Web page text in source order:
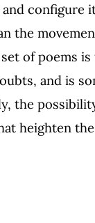
configure
the
of poems
and is
the
heighten the